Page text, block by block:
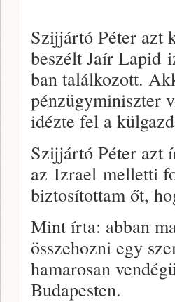
Szijjártó Péter azt
beszélt Jaír Lapid
ban találkozott.
pénzügyminiszter
idézte fel a
Szijjártó Péter azt
az Izrael melletti
biztosítottam őt,
Mint írta: abban
összehozni egy
hamarosan
Budapesten.